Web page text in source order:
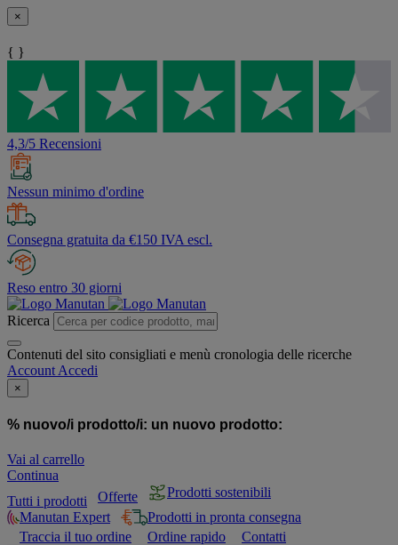
×
{ }
4,3/5 Recensioni
Nessun minimo d'ordine
Consegna gratuita da €150 IVA escl.
Reso entro 30 giorni
Ricerca
Contenuti del sito consigliati e menù cronologia delle ricerche
Account Accedi
×
% nuovo/i prodotto/i: un nuovo prodotto:
Vai al carrello
Continua
Tutti i prodotti
Offerte
Prodotti sostenibili
Manutan Expert
Prodotti in pronta consegna
Traccia il tuo ordine
Ordine rapido Contatti